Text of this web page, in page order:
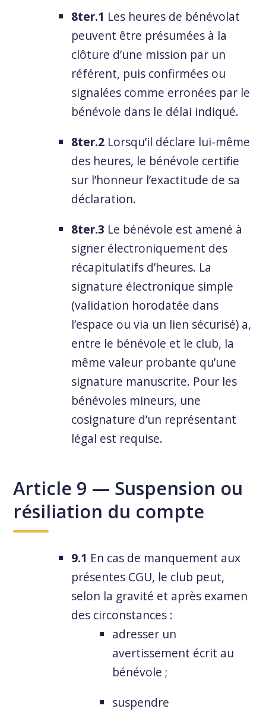
8ter.1 Les heures de bénévolat
peuvent être présumées à la
clôture d’une mission par un
référent, puis confirmées ou
signalées comme erronées par le
bénévole dans le délai indiqué.
8ter.2 Lorsqu’il déclare lui-même
des heures, le bénévole certifie
sur l’honneur l’exactitude de sa
déclaration.
8ter.3 Le bénévole est amené à
signer électroniquement des
récapitulatifs d’heures. La
signature électronique simple
(validation horodatée dans
l’espace ou via un lien sécurisé) a,
entre le bénévole et le club, la
même valeur probante qu’une
signature manuscrite. Pour les
bénévoles mineurs, une
cosignature d’un représentant
légal est requise.
Article 9 — Suspension ou
résiliation du compte
9.1 En cas de manquement aux
présentes CGU, le club peut,
selon la gravité et après examen
des circonstances :
adresser un
avertissement écrit au
bénévole ;
suspendre